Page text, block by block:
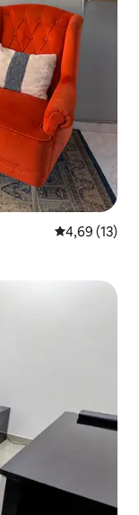
Średnia
4,69 (13)